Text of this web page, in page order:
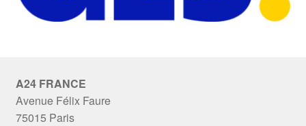
A24 FRANCE
Avenue Félix Faure
75015 Paris